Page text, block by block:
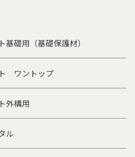
基礎用（基礎保護材）
ワントップ
外構用
ル